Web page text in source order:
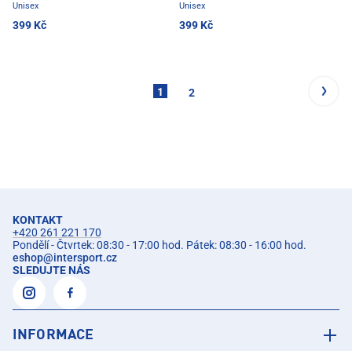
Unisex
399 Kč
Unisex
399 Kč
1 2
KONTAKT
+420 261 221 170
Pondělí - Čtvrtek: 08:30 - 17:00 hod. Pátek: 08:30 - 16:00 hod.
eshop@intersport.cz
SLEDUJTE NÁS
INFORMACE